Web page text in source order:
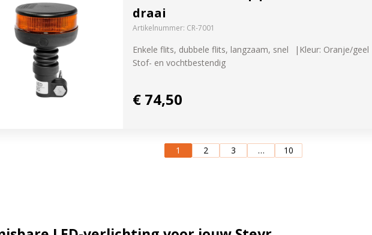
draai
Artikelnummer: CR-7001
Enkele flits, dubbele flits, langzaam, snel Kleur: Oranje/geel
Stof- en vochtbestendig
€ 74,50
1 2 3 … 10
van nieuwe
promoties en
ontdek de
via de
je inbox. Deze
een paar